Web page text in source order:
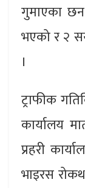
गुमाएका
भएको र २
।
ट्राफीक
कार्यालय
प्रहरी
भाइरस